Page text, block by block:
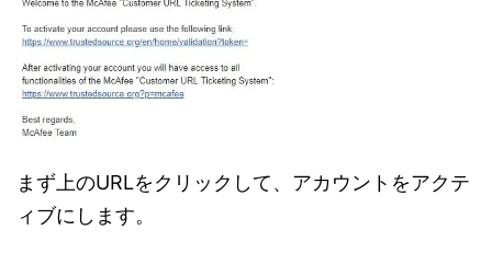
まず上のURLをクリックして、アカウントをアクテ
ィブにします。